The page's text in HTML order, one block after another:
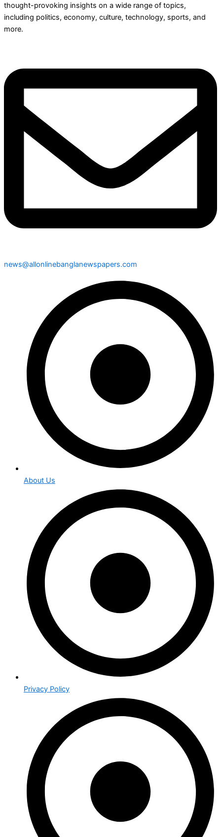
thought-provoking insights on a wide range of topics,
including politics, economy, culture, technology, sports, and
more.
news@allonlinebanglanewspapers.com
About Us
Privacy Policy